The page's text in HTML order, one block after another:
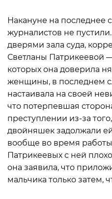
Накануне на последнее
журналистов не
дверями зала суда,
Светланы Патрикеевой
которых она доверила
женщины, в последнем
настаивала на своей
что потерпевшая
преступлении из-за
двойняшек задолжали
вообще во время
Патрикеевых с ней
она заявила, что
мальчика только затем,